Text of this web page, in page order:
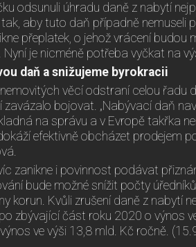
odsunuli úhradu daně z nabytí
aby tuto daň případně nemuseli
přeplatek, o jehož vrácení budou
je nicméně potřeba vyčkat na
daň a snižujeme byrokracii
věcí odstraní celou řadu
bojovat. „Nabývací daň
na správu a v Evropě takřka
efektivně obcházet prodejem
zanikne i povinnost podávat
bude možné snížit počty
korun. Kvůli zrušení daně z nabytí
zbývající část roku 2020 o výnos
ve výši 13,8 mld. Kč ročně.